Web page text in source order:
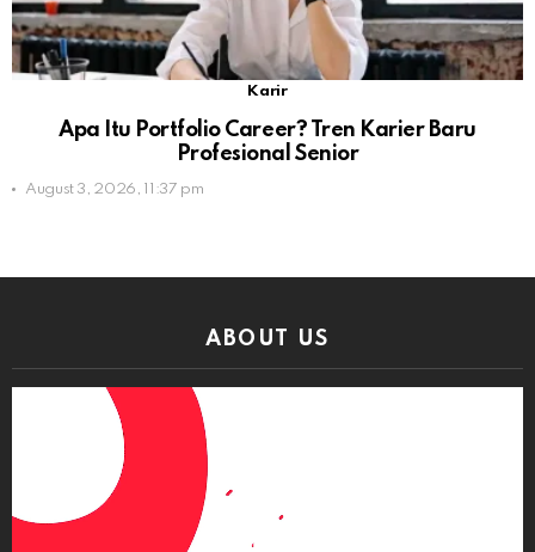
Karir
Apa Itu Portfolio Career? Tren Karier Baru
Profesional Senior
August 3, 2026, 11:37 pm
ABOUT US